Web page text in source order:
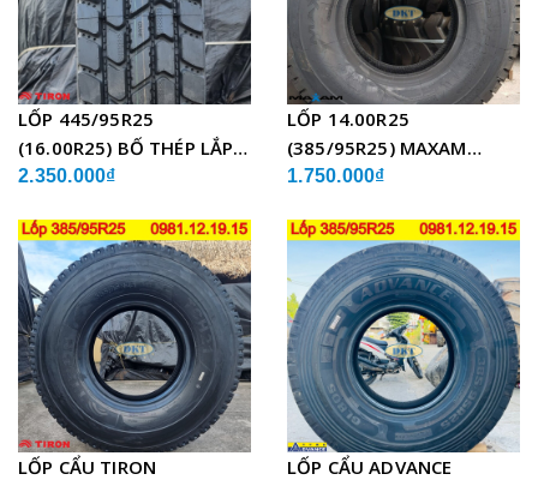
LỐP 445/95R25
(16.00R25) BỐ THÉP LẮP
XE CẨU
2.350.000₫
LỐP 14.00R25
(385/95R25) MAXAM
MSVO1 BỐ THÉP LẮP XE
1.750.000₫
LỐP CẨU TIRON
LỐP CẨU ADVANCE